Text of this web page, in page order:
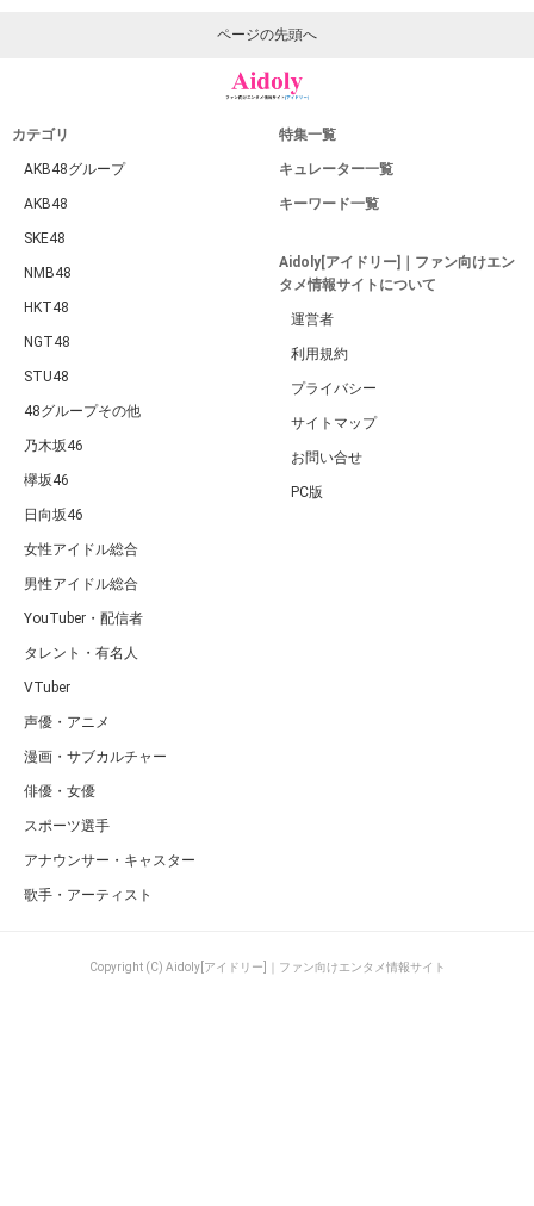
ページの先頭へ
カテゴリ
AKB48グループ
AKB48
SKE48
NMB48
HKT48
NGT48
STU48
48グループその他
乃木坂46
欅坂46
日向坂46
女性アイドル総合
男性アイドル総合
YouTuber・配信者
タレント・有名人
VTuber
声優・アニメ
漫画・サブカルチャー
俳優・女優
スポーツ選手
アナウンサー・キャスター
歌手・アーティスト
特集一覧
キュレーター一覧
キーワード一覧
Aidoly[アイドリー]｜ファン向けエン
タメ情報サイトについて
運営者
利用規約
プライバシー
サイトマップ
お問い合せ
PC版
Copyright (C) Aidoly[アイドリー]｜ファン向けエンタメ情報サイト